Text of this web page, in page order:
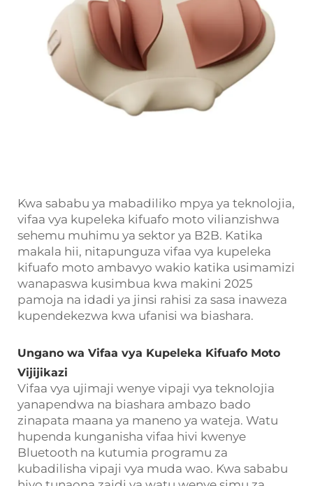
Kwa sababu ya mabadiliko mpya ya teknolojia,
vifaa vya kupeleka kifuafo moto vilianzishwa
sehemu muhimu ya sektor ya B2B. Katika
makala hii, nitapunguza vifaa vya kupeleka
kifuafo moto ambavyo wakio katika usimamizi
wanapaswa kusimbua kwa makini 2025
pamoja na idadi ya jinsi rahisi za sasa inaweza
kupendekezwa kwa ufanisi wa biashara.
Ungano wa Vifaa vya Kupeleka Kifuafo Moto
Vijijikazi
Vifaa vya ujimaji wenye vipaji vya teknolojia
yanapendwa na biashara ambazo bado
zinapata maana ya maneno ya wateja. Watu
hupenda kunganisha vifaa hivi kwenye
Bluetooth na kutumia programu za
kubadilisha vipaji vya muda wao. Kwa sababu